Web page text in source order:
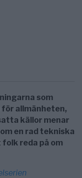
som
allmänheten,
källor menar
en rad tekniska
reda på om